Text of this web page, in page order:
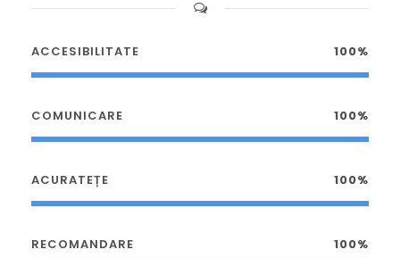
ACCESIBILITATE 100%
COMUNICARE 100%
ACURATEȚE 100%
RECOMANDARE 100%